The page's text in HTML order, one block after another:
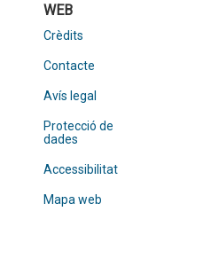
WEB
Crèdits
Contacte
Avís legal
Protecció de
dades
Accessibilitat
Mapa web